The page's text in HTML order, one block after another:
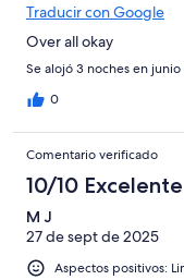
Traducir con Google
Over all okay
Se alojó 3 noches en
0
Comentario verificado
10/10 Excelente
M J
27 de sept de 2025
Aspectos positivos: